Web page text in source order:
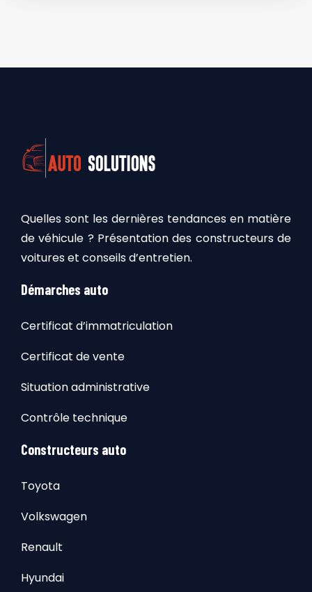
Quelles sont les dernières tendances en matière
de véhicule ? Présentation des constructeurs de
voitures et conseils d’entretien.
Démarches auto
Certificat d’immatriculation
Certificat de vente
Situation administrative
Contrôle technique
Constructeurs auto
Toyota
Volkswagen
Renault
Hyundai